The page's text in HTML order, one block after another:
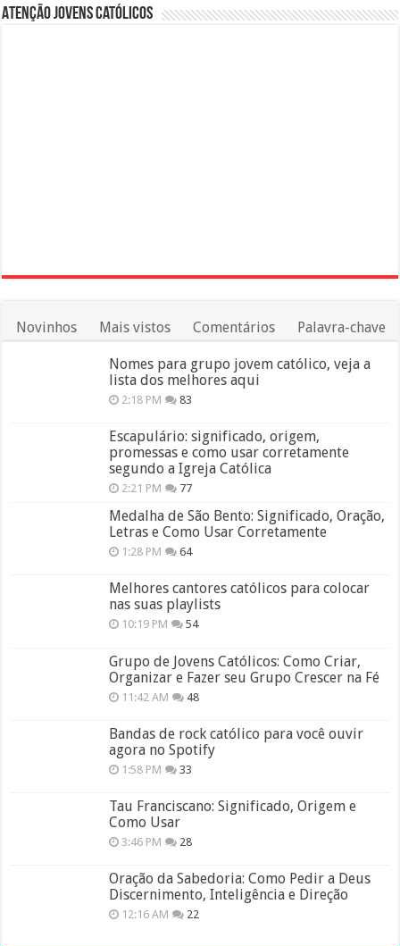
Atenção Jovens Católicos
Novinhos Mais vistos Comentários Palavra-chave
Nomes para grupo jovem católico, veja a
lista dos melhores aqui
2:18 PM 83
Escapulário: significado, origem,
promessas e como usar corretamente
segundo a Igreja Católica
2:21 PM 77
Medalha de São Bento: Significado, Oração,
Letras e Como Usar Corretamente
1:28 PM 64
Melhores cantores católicos para colocar
nas suas playlists
10:19 PM 54
Grupo de Jovens Católicos: Como Criar,
Organizar e Fazer seu Grupo Crescer na Fé
11:42 AM 48
Bandas de rock católico para você ouvir
agora no Spotify
1:58 PM 33
Tau Franciscano: Significado, Origem e
Como Usar
3:46 PM 28
Oração da Sabedoria: Como Pedir a Deus
Discernimento, Inteligência e Direção
12:16 AM 22